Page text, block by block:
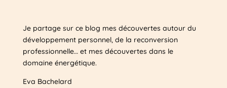
Je partage sur ce blog mes découvertes autour du
développement personnel, de la reconversion
professionnelle… et mes découvertes dans le
domaine énergétique.
Eva Bachelard